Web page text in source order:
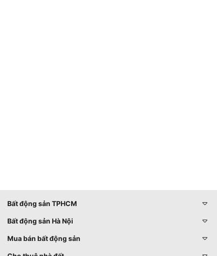
Bất động sản TPHCM
Bất động sản Hà Nội
Mua bán bất động sản